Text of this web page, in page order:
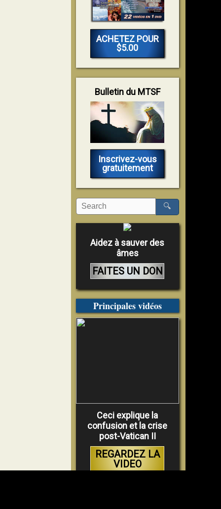
ACHETEZ POUR
$5.00
Bulletin du MTSF
Inscrivez-vous
gratuitement
🔍
Aidez à sauver des
âmes
FAITES UN DON
Principales vidéos
Ceci explique la
confusion et la crise
post-Vatican II
REGARDEZ LA
VIDEO